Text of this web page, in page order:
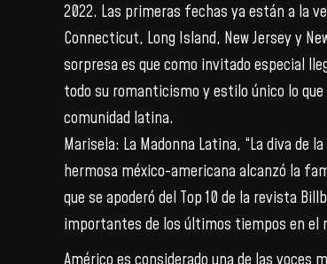
2022. Las primeras fechas ya están a la
Connecticut, Long Island, New Jersey y
sorpresa es que como invitado especial
todo su romanticismo y estilo único lo
comunidad latina.
Marisela: La Madonna Latina, “La diva de
hermosa méxico-americana alcanzó la
que se apoderó del Top 10 de la revista
importantes de los últimos tiempos en el